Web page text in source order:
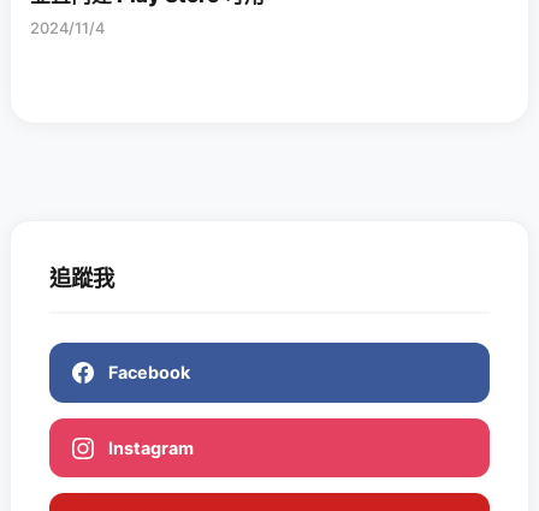
2024/11/4
追蹤我
Facebook
Instagram